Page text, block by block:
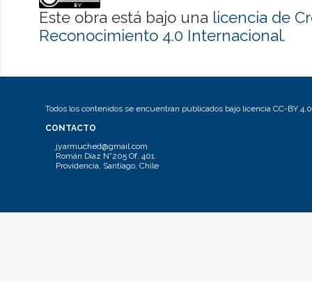
Este obra está bajo una licencia de
Reconocimiento 4.0 Internacional.
Todos los contenidos se encuentran publicados bajo licencia CC-BY 4.0
CONTACTO
jyarmuched@gmail.com
Román Díaz N°205 Of. 401.
Providencia, Santiago, Chile